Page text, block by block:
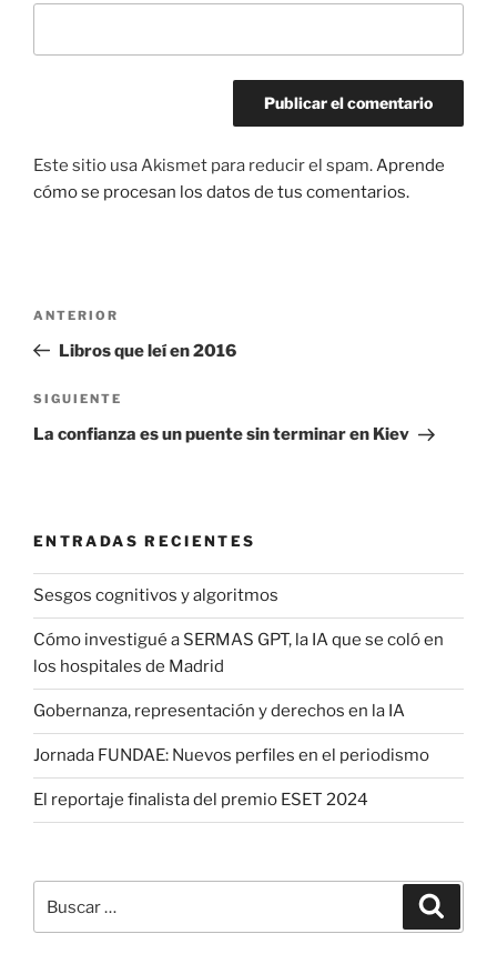
Este sitio usa Akismet para reducir el spam. Aprende
cómo se procesan los datos de tus comentarios.
entradas
Entrada
anterior:
ANTERIOR
Libros que leí en 2016
Siguiente
entrada
SIGUIENTE
La confianza es un puente sin terminar en Kiev
ENTRADAS RECIENTES
Sesgos cognitivos y algoritmos
Cómo investigué a SERMAS GPT, la IA que se coló en
los hospitales de Madrid
Gobernanza, representación y derechos en la IA
Jornada FUNDAE: Nuevos perfiles en el periodismo
El reportaje finalista del premio ESET 2024
por: